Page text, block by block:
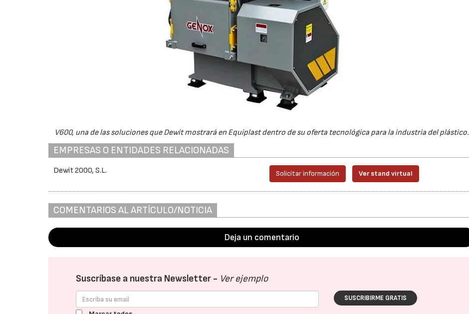
V600, una de las soluciones que Dewit mostrará en Equiplast dentro de su oferta tecnológica para la industria del plástico.
EMPRESAS O ENTIDADES RELACIONADAS
Dewit 2000, S.L. Solicitar información Ver stand virtual
COMENTARIOS AL ARTÍCULO/NOTICIA
Deja un comentario
Suscríbase a nuestra Newsletter - Ver ejemplo
SUSCRIBIRME GRATIS